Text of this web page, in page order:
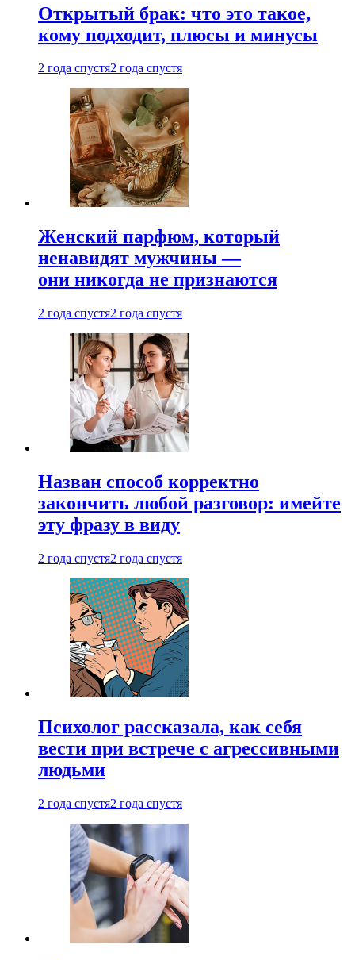
Открытый брак: что это такое,
кому подходит, плюсы и минусы
2 года спустя2 года спустя
Женский парфюм, который
ненавидят мужчины —
они никогда не признаются
2 года спустя2 года спустя
Назван способ корректно
закончить любой разговор: имейте
эту фразу в виду
2 года спустя2 года спустя
Психолог рассказала, как себя
вести при встрече с агрессивными
людьми
2 года спустя2 года спустя